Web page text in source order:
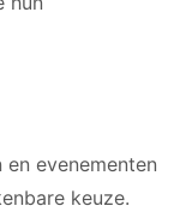
evenementen
keuze.